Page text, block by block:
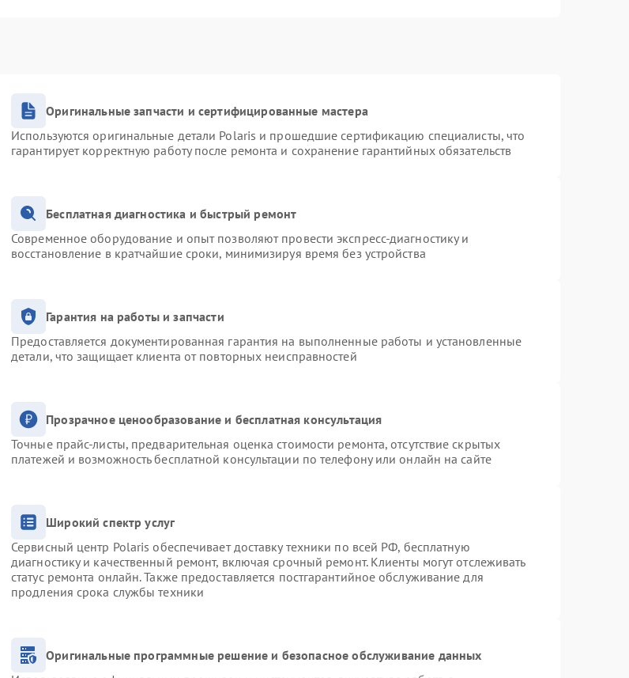
Оригинальные запчасти и сертифицированные мастера
Используются оригинальные детали Polaris и прошедшие сертификацию специалисты, что
гарантирует корректную работу после ремонта и сохранение гарантийных обязательств
Бесплатная диагностика и быстрый ремонт
Современное оборудование и опыт позволяют провести экспресс-диагностику и
восстановление в кратчайшие сроки, минимизируя время без устройства
Гарантия на работы и запчасти
Предоставляется документированная гарантия на выполненные работы и установленные
детали, что защищает клиента от повторных неисправностей
Прозрачное ценообразование и бесплатная консультация
Точные прайс-листы, предварительная оценка стоимости ремонта, отсутствие скрытых
платежей и возможность бесплатной консультации по телефону или онлайн на сайте
Широкий спектр услуг
Сервисный центр Polaris обеспечивает доставку техники по всей РФ, бесплатную
диагностику и качественный ремонт, включая срочный ремонт. Клиенты могут отслеживать
статус ремонта онлайн. Также предоставляется постгарантийное обслуживание для
продления срока службы техники
Оригинальные программные решение и безопасное обслуживание данных